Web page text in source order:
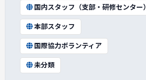
国内スタッフ（支部・研修センター）
本部スタッフ
国際協力ボランティア
未分類